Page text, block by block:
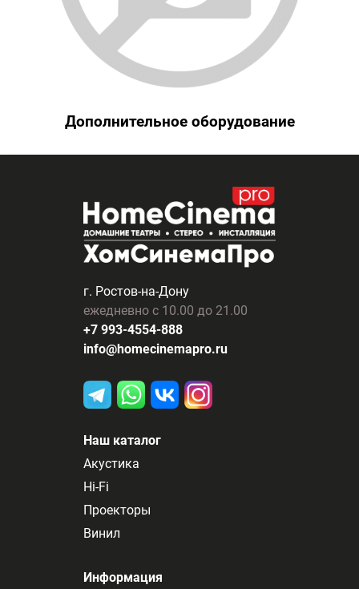
Дополнительное оборудование
г. Ростов-на-Дону
ежедневно с 10.00 до 21.00
+7 993-4554-888
info@homecinemapro.ru
Наш каталог
Акустика
Hi-Fi
Проекторы
Винил
Информация